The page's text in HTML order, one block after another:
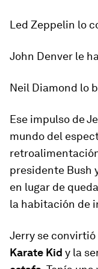
Led Zeppelin lo
John Denver le
Neil Diamond lo
Ese impulso de
mundo del
presidente Bush
en lugar de
la habitación de
Jerry se
Karate Kid y la